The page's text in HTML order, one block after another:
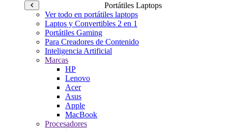
Portátiles Laptops
Ver todo en portátiles laptops
Laptos y Convertibles 2 en 1
Portátiles Gaming
Para Creadores de Contenido
Inteligencia Artificial
Marcas
HP
Lenovo
Acer
Asus
Apple
MacBook
Procesadores